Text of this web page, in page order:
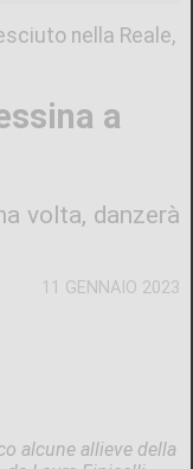
11 GENNAIO 2023
nella Reale,
a
volta, danzerà
alcune allieve della